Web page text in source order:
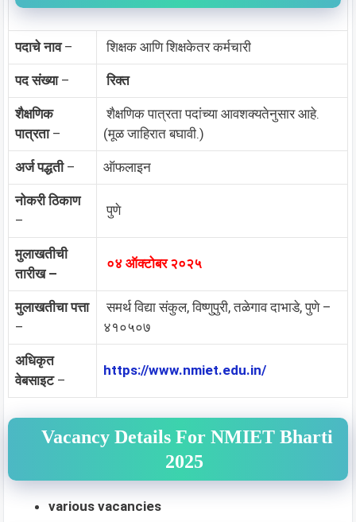
पदाचे नाव– शिक्षक आणि शिक्षकेतर कर्मचारी
पद संख्या– रिक्त
शैक्षणिक
पात्रता–
शैक्षणिक पात्रता पदांच्या आवशक्यतेनुसार आहे.
(मूळ जाहिरात बघावी.)
अर्ज पद्धती– ऑफलाइन
नोकरी ठिकाण
–
पुणे
मुलाखतीची
तारीख –
०४ ऑक्टोबर २०२५
मुलाखतीचा पत्ता
–
समर्थ विद्या संकुल, विष्णुपुरी, तळेगाव दाभाडे, पुणे –
४१०५०७
अधिकृत
वेबसाइट–
https://www.nmiet.edu.in/
Vacancy Details For NMIET Bharti
2025
various vacancies